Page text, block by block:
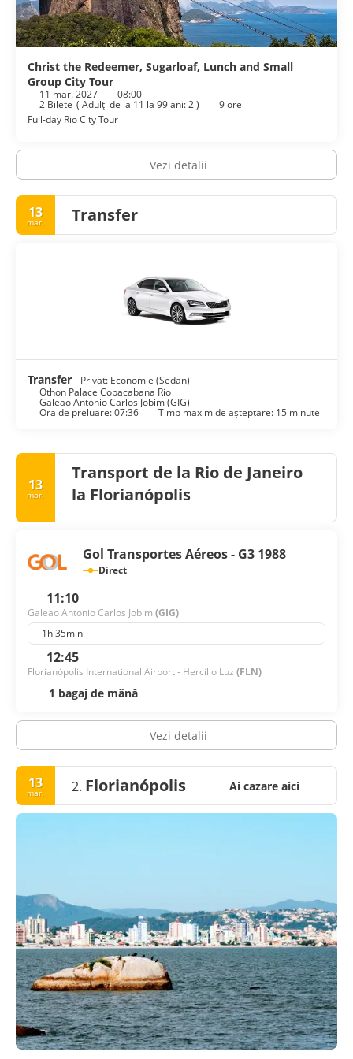
Christ the Redeemer, Sugarloaf, Lunch and Small
Group City Tour
11 mar. 2027 08:00
2 Bilete ( Adulţi de la 11 la 99 ani: 2)
9 ore
Full-day Rio City Tour
Vezi detalii
13
mar. Transfer
Transfer - Privat: Economie (Sedan)
Othon Palace Copacabana Rio
Galeao Antonio Carlos Jobim (GIG)
Ora de preluare: 07:36 Timp maxim de așteptare: 15 minute
13
mar.
Transport de la Rio de Janeiro
la Florianópolis
Gol Transportes Aéreos - G3 1988
Direct
11:10
Galeao Antonio Carlos Jobim (GIG)
1h 35min
12:45
Florianópolis International Airport - Hercílio Luz (FLN)
1 bagaj de mână
Vezi detalii
13
mar. 2. Florianópolis Ai cazare aici